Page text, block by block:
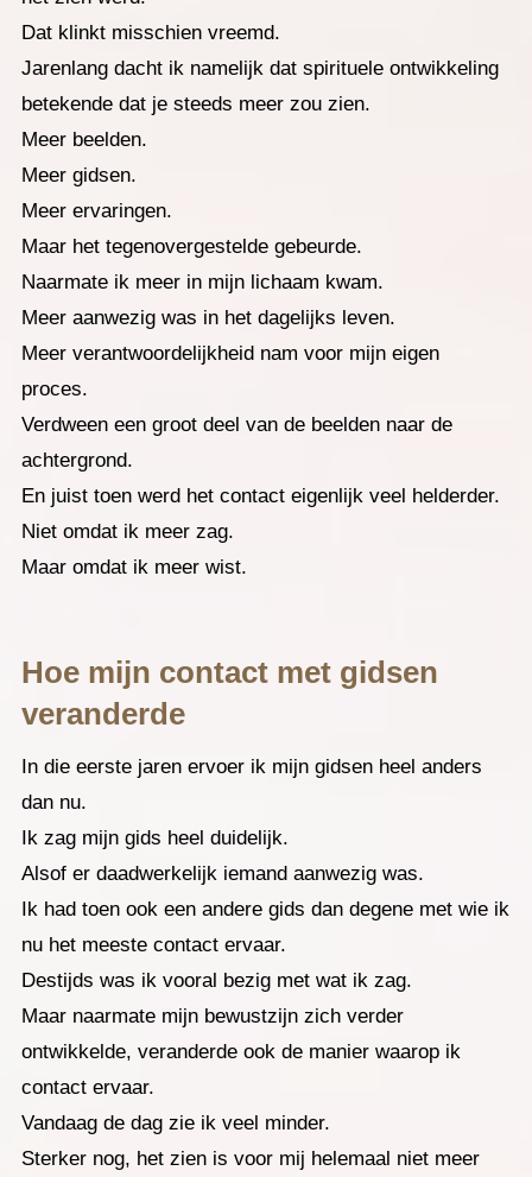
Dat klinkt misschien vreemd.
Jarenlang dacht ik namelijk dat spirituele ontwikkeling
betekende dat je steeds meer zou zien.
Meer beelden.
Meer gidsen.
Meer ervaringen.
Maar het tegenovergestelde gebeurde.
Naarmate ik meer in mijn lichaam kwam.
Meer aanwezig was in het dagelijks leven.
Meer verantwoordelijkheid nam voor mijn eigen
proces.
Verdween een groot deel van de beelden naar de
achtergrond.
En juist toen werd het contact eigenlijk veel helderder.
Niet omdat ik meer zag.
Maar omdat ik meer wist.
Hoe mijn contact met gidsen
veranderde
In die eerste jaren ervoer ik mijn gidsen heel anders
dan nu.
Ik zag mijn gids heel duidelijk.
Alsof er daadwerkelijk iemand aanwezig was.
Ik had toen ook een andere gids dan degene met wie ik
nu het meeste contact ervaar.
Destijds was ik vooral bezig met wat ik zag.
Maar naarmate mijn bewustzijn zich verder
ontwikkelde, veranderde ook de manier waarop ik
contact ervaar.
Vandaag de dag zie ik veel minder.
Sterker nog, het zien is voor mij helemaal niet meer